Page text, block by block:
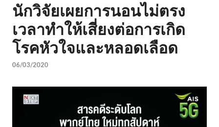
นักวิจัยเผยการนอนไม่ตรง
เวลาทำให้เสี่ยงต่อการเกิด
โรคหัวใจและหลอดเลือด
06/03/2020